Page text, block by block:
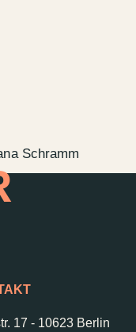
17 - 10623 Berlin